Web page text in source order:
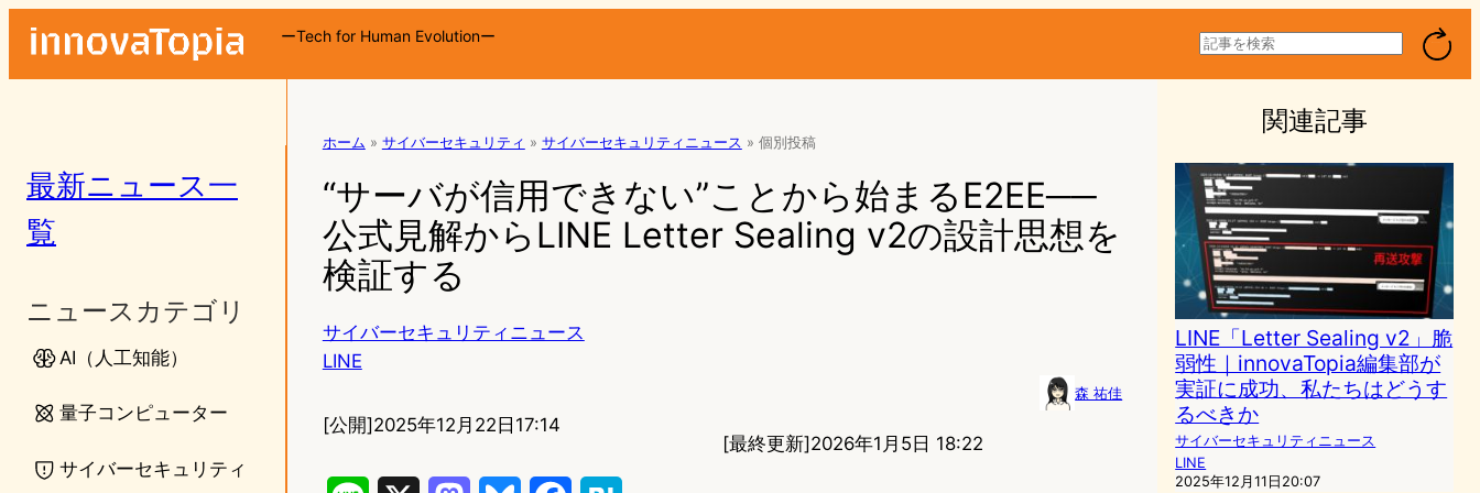
ーTech for Human Evolutionー
検
索
最新ニュース一
覧
ニュースカテゴリ
AI（人工知能）
量子コンピューター
サイバーセキュリティ
ホーム » サイバーセキュリティ » サイバーセキュリティニュース » 個別投稿
“サーバが信用できない”ことから始まるE2EE──
公式見解からLINE Letter Sealing v2の設計思想を
検証する
サイバーセキュリティニュース
LINE
森 祐佳
[公開]2025年12月22日17:14
[最終更新]2026年1月5日 18:22
関連記事
LINE「Letter Sealing v2」脆
弱性｜innovaTopia編集部が
実証に成功、私たちはどうす
るべきか
サイバーセキュリティニュース
LINE
2025年12月11日20:07